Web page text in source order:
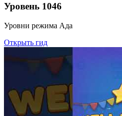
Уровень 1046
Уровни режима Ада
Открыть гид